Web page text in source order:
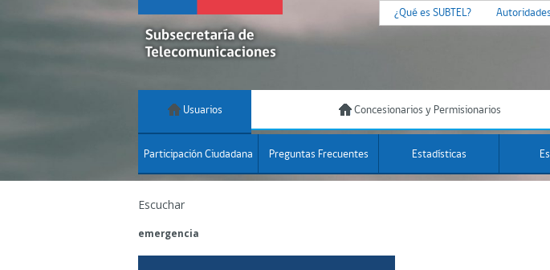
¿Qué es SUBTEL? Autoridades
Usuarios Concesionarios y Permisionarios
Participación Ciudadana Preguntas Frecuentes Estadísticas
Escuchar
emergencia